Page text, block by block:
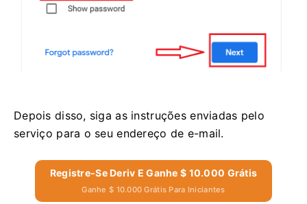
Depois disso, siga as instruções enviadas pelo
serviço para o seu endereço de e-mail.
Registre-Se Deriv E Ganhe $ 10.000 Grátis
Ganhe $ 10.000 Grátis Para Iniciantes